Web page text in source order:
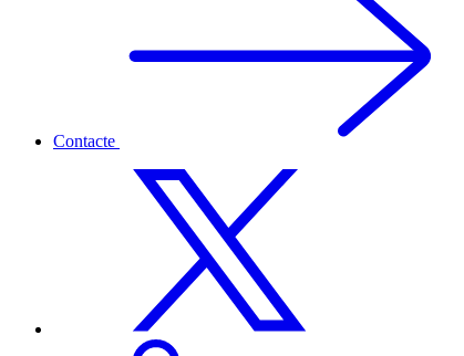
Contacte